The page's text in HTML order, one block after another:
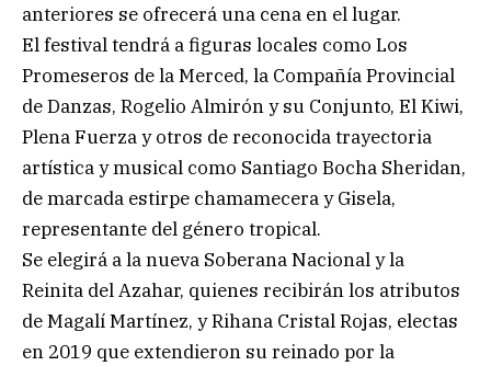
anteriores se ofrecerá una cena en el lugar.
El festival tendrá a figuras locales como Los
Promeseros de la Merced, la Compañía Provincial
de Danzas, Rogelio Almirón y su Conjunto, El Kiwi,
Plena Fuerza y otros de reconocida trayectoria
artística y musical como Santiago Bocha Sheridan,
de marcada estirpe chamamecera y Gisela,
representante del género tropical.
Se elegirá a la nueva Soberana Nacional y la
Reinita del Azahar, quienes recibirán los atributos
de Magalí Martínez, y Rihana Cristal Rojas, electas
en 2019 que extendieron su reinado por la